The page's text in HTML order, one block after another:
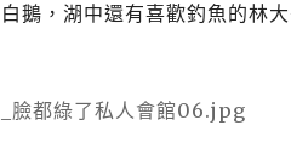
鵝，湖中還有喜歡釣魚的林